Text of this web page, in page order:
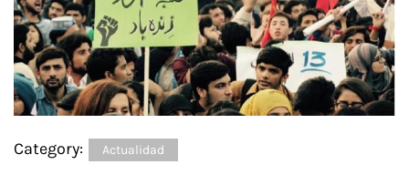
Category: Actualidad